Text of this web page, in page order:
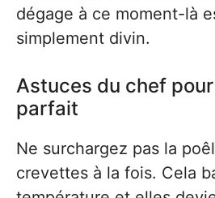
dégage à ce moment-là
simplement divin.
Astuces du chef
parfait
Ne surchargez pas la
crevettes à la fois. Cela